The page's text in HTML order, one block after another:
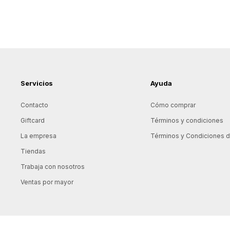
Servicios
Contacto
Giftcard
La empresa
Tiendas
Trabaja con nosotros
Ventas por mayor
Ayuda
Cómo comprar
Términos y condiciones
Términos y Condiciones